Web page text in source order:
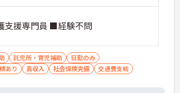
支援専門員 ■経験不問
託児所・育児補助
日勤のみ
あり
高収入 社会保険完備 交通費支給